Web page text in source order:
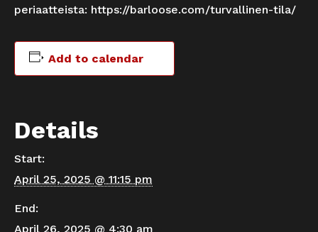
periaatteista: https://barloose.com/turvallinen-tila/
Add to calendar
Details
Start:
April 25, 2025 @ 11:15 pm
End:
April 26, 2025 @ 4:30 am